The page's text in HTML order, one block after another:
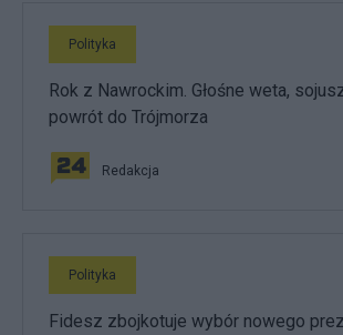
Polityka
Rok z Nawrockim. Głośne weta,
powrót do Trójmorza
Redakcja
Polityka
Fidesz zbojkotuje wybór nowego